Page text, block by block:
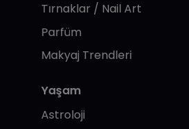
Tırnaklar / Nail Art
Parfüm
Makyaj Trendleri
Yaşam
Astroloji